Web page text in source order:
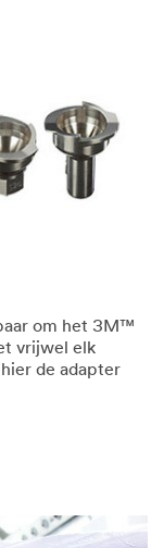
om het 3M™
vrijwel elk
de adapter